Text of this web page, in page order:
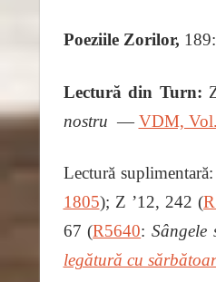
Poeziile Zorilor, 189:
Lectură din Turn:
nostru ―VDM,
Lectură
1805); Z ʼ12, 242 (
67 (R5640: Sângele
legătură cu